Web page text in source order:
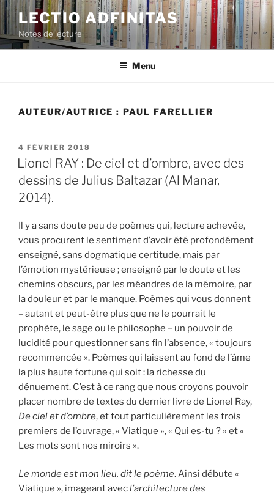
Aller
au
contenu
principal
LECTIO ADFINITAS
Notes de lecture
Menu
AUTEUR/AUTRICE :PAUL FARELLIER
PUBLIÉ
LE
4 FÉVRIER 2018
Lionel RAY : De ciel et d’ombre, avec des
dessins de Julius Baltazar (Al Manar,
2014).
Il y a sans doute peu de poèmes qui, lecture achevée,
vous procurent le sentiment d’avoir été profondément
enseigné, sans dogmatique certitude, mais par
l’émotion mystérieuse ; enseigné par le doute et les
chemins obscurs, par les méandres de la mémoire, par
la douleur et par le manque. Poèmes qui vous donnent
– autant et peut-être plus que ne le pourrait le
prophète, le sage ou le philosophe – un pouvoir de
lucidité pour questionner sans fin l’absence, « toujours
recommencée ». Poèmes qui laissent au fond de l’âme
la plus haute fortune qui soit : la richesse du
dénuement. C’est à ce rang que nous croyons pouvoir
placer nombre de textes du dernier livre de Lionel Ray,
De ciel et d’ombre, et tout particulièrement les trois
premiers de l’ouvrage, « Viatique », « Qui es-tu ? » et «
Les mots sont nos miroirs ».
Le monde est mon lieu, dit le poème. Ainsi débute «
Viatique », imageant avecl’architecture des